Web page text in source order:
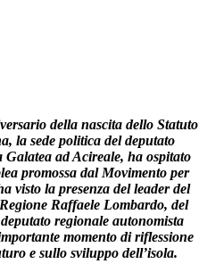
della nascita dello Statuto
la sede politica del deputato
ad Acireale, ha ospitato
promossa dal Movimento per
visto la presenza del leader del
Raffaele Lombardo, del
regionale autonomista
momento di riflessione
e sullo sviluppo dell’isola.